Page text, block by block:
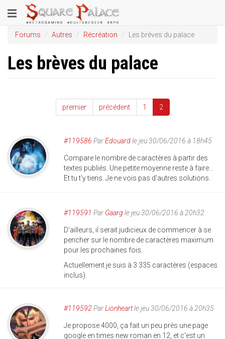
au
contenu
principal
Toggle
navigation
Forums Autres Récréation Les brèves du palace
Les brèves du palace
premier précédent 1 2
#119586 ParEdouardle jeu 30/06/2016 à 18h45
Compare le nombre de caractères à partir des
textes publiés. Une petite moyenne reste à faire...
Et tu t'y tiens. Je ne vois pas d'autres solutions.
#119591 Par Gaarg le jeu 30/06/2016 à 20h32
D'ailleurs, il serait judicieux de commencer à se
pencher sur le nombre de caractères maximum
pour les prochaines fois.
Actuellement je suis à 3 335 caractères (espaces
inclus).
#119592 ParLionheartle jeu 30/06/2016 à 20h35
Je propose 4000, ça fait un peu près une page
google en times new roman en 12, et c'est un